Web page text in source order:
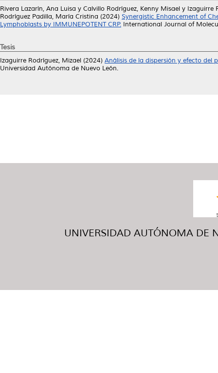
Rivera Lazarín, Ana Luisa y Calvillo Rodríguez, Kenny Misael y Izaguirre
Rodríguez Padilla, María Cristina (2024) Synergistic Enhancement of
Lymphoblasts by IMMUNEPOTENT CRP. International Journal of
Tesis
Izaguirre Rodríguez, Mizael (2024) Análisis de la dispersión y efecto del
Universidad Autónoma de Nuevo León.
UNIVERSIDAD AUTÓNOMA DE